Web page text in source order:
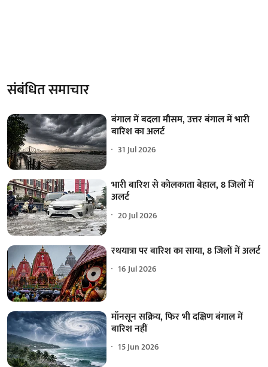
संबंधित समाचार
बंगाल में बदला मौसम, उत्तर बंगाल में भारी
बारिश का अलर्ट
31 Jul 2026
भारी बारिश से कोलकाता बेहाल, 8 जिलों में
अलर्ट
20 Jul 2026
रथयात्रा पर बारिश का साया, 8 जिलों में अलर्ट
16 Jul 2026
मॉनसून सक्रिय, फिर भी दक्षिण बंगाल में
बारिश नहीं
15 Jun 2026